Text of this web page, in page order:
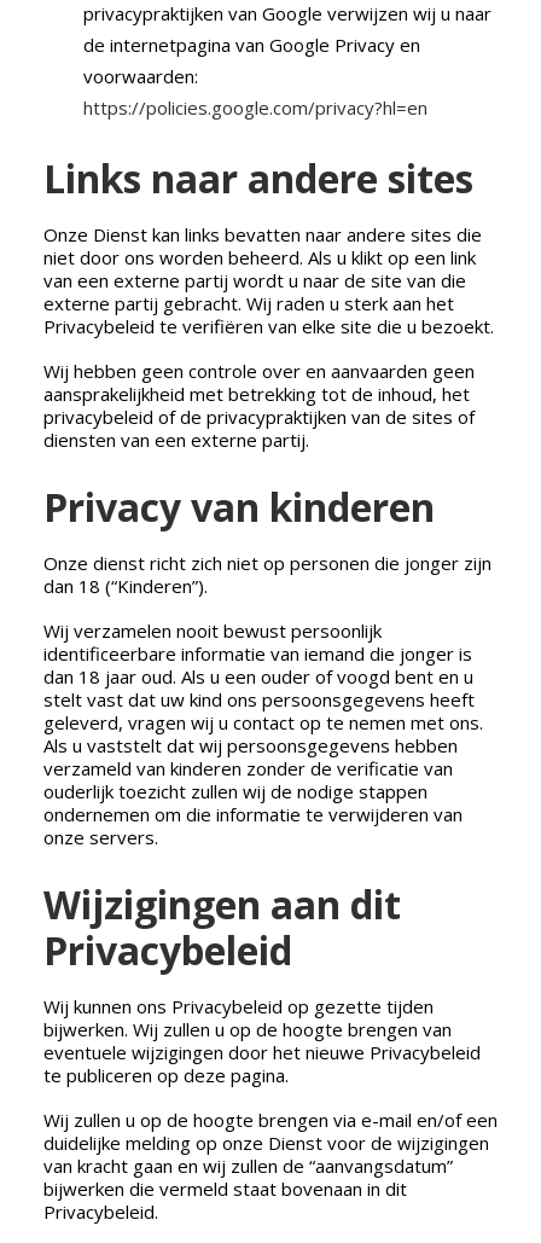
privacypraktijken van Google verwijzen wij u naar
de internetpagina van Google Privacy en
voorwaarden:
https://policies.google.com/privacy?hl=en
Links naar andere sites
Onze Dienst kan links bevatten naar andere sites die
niet door ons worden beheerd. Als u klikt op een link
van een externe partij wordt u naar de site van die
externe partij gebracht. Wij raden u sterk aan het
Privacybeleid te verifiëren van elke site die u bezoekt.
Wij hebben geen controle over en aanvaarden geen
aansprakelijkheid met betrekking tot de inhoud, het
privacybeleid of de privacypraktijken van de sites of
diensten van een externe partij.
Privacy van kinderen
Onze dienst richt zich niet op personen die jonger zijn
dan 18 (“Kinderen”).
Wij verzamelen nooit bewust persoonlijk
identificeerbare informatie van iemand die jonger is
dan 18 jaar oud. Als u een ouder of voogd bent en u
stelt vast dat uw kind ons persoonsgegevens heeft
geleverd, vragen wij u contact op te nemen met ons.
Als u vaststelt dat wij persoonsgegevens hebben
verzameld van kinderen zonder de verificatie van
ouderlijk toezicht zullen wij de nodige stappen
ondernemen om die informatie te verwijderen van
onze servers.
Wijzigingen aan dit
Privacybeleid
Wij kunnen ons Privacybeleid op gezette tijden
bijwerken. Wij zullen u op de hoogte brengen van
eventuele wijzigingen door het nieuwe Privacybeleid
te publiceren op deze pagina.
Wij zullen u op de hoogte brengen via e-mail en/of een
duidelijke melding op onze Dienst voor de wijzigingen
van kracht gaan en wij zullen de “aanvangsdatum”
bijwerken die vermeld staat bovenaan in dit
Privacybeleid.